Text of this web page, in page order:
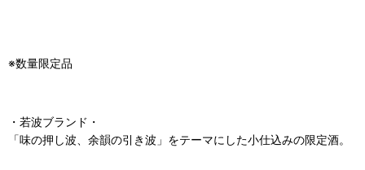
※数量限定品
・若波ブランド・
「味の押し波、余韻の引き波」をテーマにした小仕込みの限定酒。